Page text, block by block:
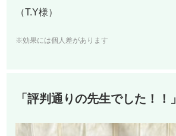
（T.Y様）
※効果には個人差があります
「評判通りの先生でした！！」